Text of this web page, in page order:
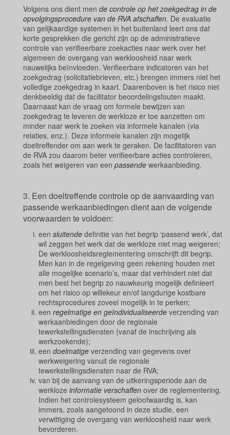
Volgens ons dient men de controle op het zoekgedrag in de
opvolgingsprocedure van de RVA afschaffen. De evaluatie
van gelijkaardige systemen in het buitenland leert ons dat
korte gesprekken die gericht zijn op de administratieve
controle van verifieerbare zoekacties naar werk over het
algemeen de overgang van werkloosheid naar werk
nauwelijks beïnvloeden. Verifieerbare indicatoren van het
zoekgedrag (solicitatiebrieven, etc.) brengen immers niet het
volledige zoekgedrag in kaart. Daarenboven is het risico niet
denkbeeldig dat de facilitator beoordelingsfouten maakt.
Daarnaast kan de vraag om formele bewijzen van
zoekgedrag te leveren de werkloze er toe aanzetten om
minder naar werk te zoeken via informele kanalen (via
relaties, enz.). Deze informele kanalen zijn mogelijk
doeltreffender om aan werk te geraken. De facilitatoren van
de RVA zou daarom beter verifieerbare acties controleren,
zoals het weigeren van een passende werkaanbieding.
3. Een doeltreffende controle op de aanvaarding van
passende werkaanbiedingen dient aan de volgende
voorwaarden te voldoen:
een sluitende definitie van het begrip ‘passend werk’, dat
wil zeggen het werk dat de werkloze niet mag weigeren;
De werkloosheidsreglementering omschrijft dit begrip.
Men kan in de regelgeving geen rekening houden met
alle mogelijke scenario’s, maar dat verhindert niet dat
men best het begrip zo nauwkeurig mogelijk definieert
om het risico op willekeur en/of langdurige kostbare
rechtsprocedures zoveel mogelijk in te perken;
een regelmatige en geïndividualiseerde verzending van
werkaanbiedingen door de regionale
tewerkstellingsdiensten (vanaf de inschrijving als
werkzoekende);
een doelmatige verzending van gegevens over
werkweigering vanuit de regionale
tewerkstellingsdiensten naar de RVA;
van bij de aanvang van de uitkeringsperiode aan de
werkloze informatie verschaffen over de reglementering.
Indien het controlesysteem geloofwaardig is, kan
immers, zoals aangetoond in deze studie, een
verwittiging de overgang van werkloosheid naar werk
bevorderen.